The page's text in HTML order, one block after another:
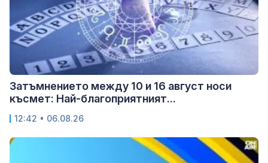
Затъмнението между 10 и 16 август носи
късмет: Най-благоприятният...
12:42 • 06.08.26